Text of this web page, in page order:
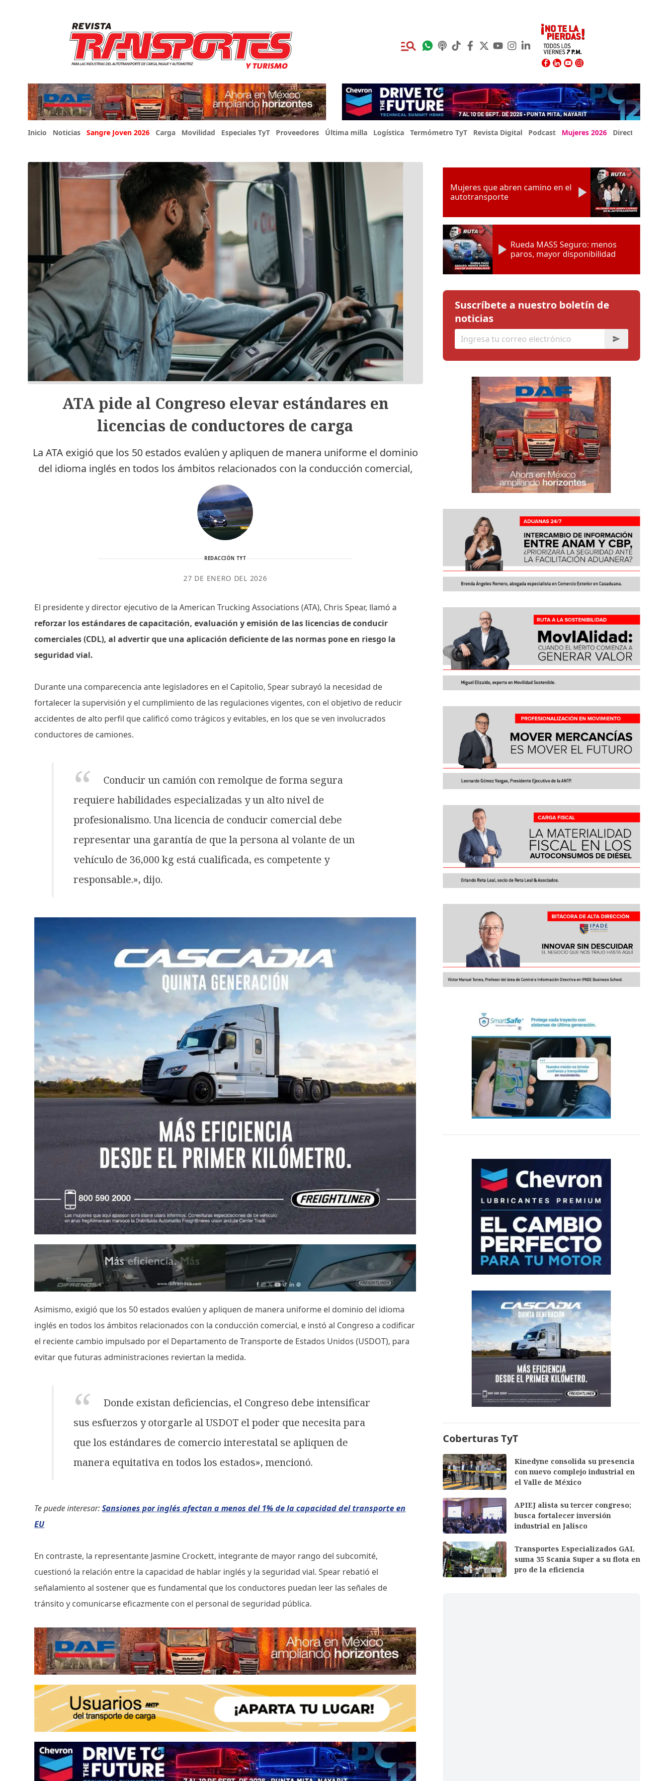
Inicio Noticias Sangre Joven 2026 Carga Movilidad Especiales TyT Proveedores Última milla Logística Termómetro TyT Revista Digital Podcast Mujeres 2026 Directorio Expo
ATA pide al Congreso elevar estándares en
licencias de conductores de carga
La ATA exigió que los 50 estados evalúen y apliquen de manera uniforme el dominio
del idioma inglés en todos los ámbitos relacionados con la conducción comercial,
REDACCIÓN TYT
27 DE ENERO DEL 2026
El presidente y director ejecutivo de la American Trucking Associations (ATA), Chris Spear, llamó a
reforzar los estándares de capacitación, evaluación y emisión de las licencias de conducir
comerciales (CDL), al advertir que una aplicación deficiente de las normas pone en riesgo la
seguridad vial.
Durante una comparecencia ante legisladores en el Capitolio, Spear subrayó la necesidad de
fortalecer la supervisión y el cumplimiento de las regulaciones vigentes, con el objetivo de reducir
accidentes de alto perfil que calificó como trágicos y evitables, en los que se ven involucrados
conductores de camiones.
Conducir un camión con remolque de forma segura
requiere habilidades especializadas y un alto nivel de
profesionalismo. Una licencia de conducir comercial debe
representar una garantía de que la persona al volante de un
vehículo de 36,000 kg está cualificada, es competente y
responsable.», dijo.
Asimismo, exigió que los 50 estados evalúen y apliquen de manera uniforme el dominio del idioma
inglés en todos los ámbitos relacionados con la conducción comercial, e instó al Congreso a codificar
el reciente cambio impulsado por el Departamento de Transporte de Estados Unidos (USDOT), para
evitar que futuras administraciones reviertan la medida.
Donde existan deficiencias, el Congreso debe intensificar
sus esfuerzos y otorgarle al USDOT el poder que necesita para
que los estándares de comercio interestatal se apliquen de
manera equitativa en todos los estados», mencionó.
Te puede interesar:Sansiones por inglés afectan a menos del 1% de la capacidad del transporte en
EU
En contraste, la representante Jasmine Crockett, integrante de mayor rango del subcomité,
cuestionó la relación entre la capacidad de hablar inglés y la seguridad vial. Spear rebatió el
señalamiento al sostener que es fundamental que los conductores puedan leer las señales de
tránsito y comunicarse eficazmente con el personal de seguridad pública.
Mujeres que abren camino en el
autotransporte
Rueda MASS Seguro: menos
paros, mayor disponibilidad
Suscríbete a nuestro boletín de
noticias
Coberturas TyT
Kinedyne consolida su presencia
con nuevo complejo industrial en
el Valle de México
APIEJ alista su tercer congreso;
busca fortalecer inversión
industrial en Jalisco
Transportes Especializados GAL
suma 35 Scania Super a su flota en
pro de la eficiencia